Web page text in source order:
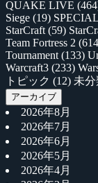
QUAKE LIVE
Siege (19)
StarCraft (59)
Team Fortress 2
Tournament (133)
Warcraft3 (233)
トピック (12) 未
アーカイブ
2026年8月
2026年7月
2026年6月
2026年5月
2026年4月